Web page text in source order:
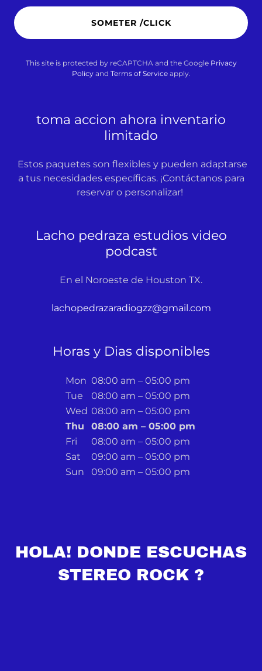
SOMETER /CLICK
This site is protected by reCAPTCHA and the Google Privacy
Policyand Terms of Serviceapply.
toma accion ahora inventario
limitado
Estos paquetes son flexibles y pueden adaptarse
a tus necesidades específicas. ¡Contáctanos para
reservar o personalizar!
Lacho pedraza estudios video
podcast
En el Noroeste de Houston TX.
lachopedrazaradiogzz@gmail.com
Horas y Dias disponibles
Mon 08:00 am – 05:00 pm
Tue
08:00 am – 05:00 pm
Wed 08:00 am – 05:00 pm
Thu
08:00 am – 05:00 pm
Fri
08:00 am – 05:00 pm
Sat
09:00 am – 05:00 pm
Sun
09:00 am – 05:00 pm
HOLA! DONDE ESCUCHAS
STEREO ROCK ?